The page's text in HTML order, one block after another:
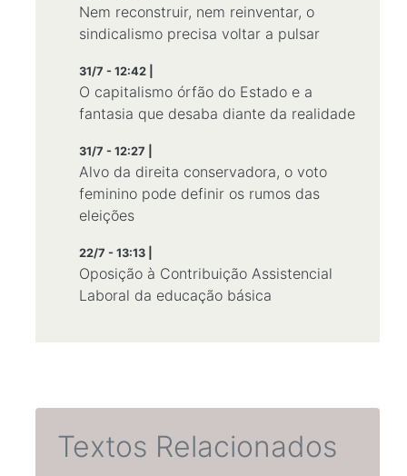
Nem reconstruir, nem reinventar, o
sindicalismo precisa voltar a pulsar
31/7 - 12:42 |
O capitalismo órfão do Estado e a
fantasia que desaba diante da realidade
31/7 - 12:27 |
Alvo da direita conservadora, o voto
feminino pode definir os rumos das
eleições
22/7 - 13:13 |
Oposição à Contribuição Assistencial
Laboral da educação básica
Textos Relacionados